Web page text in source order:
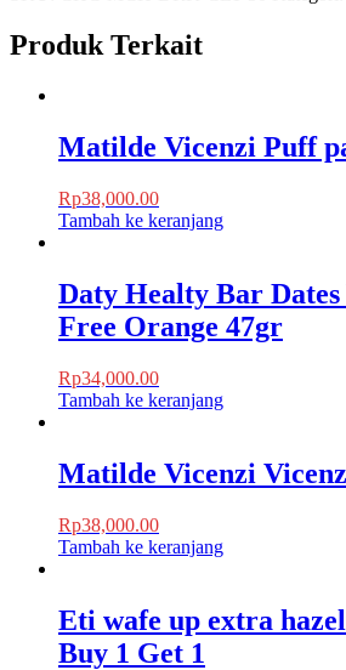
Produk Terkait
Matilde Vicenzi Puff
Rp38,000.00
Tambah ke keranjang
Daty Healty Bar
Free Orange 47gr
Rp34,000.00
Tambah ke keranjang
Matilde Vicenzi
Rp38,000.00
Tambah ke keranjang
Eti wafe up extra
Buy 1 Get 1